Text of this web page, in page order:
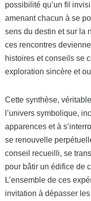
possibilité qu’un fil
amenant chacun à se
sens du destin et sur la
ces rencontres
histoires et conseils se
exploration sincère et
Cette synthèse,
l’univers symbolique,
apparences et à
se renouvelle
conseil recueilli, se
pour bâtir un édifice de
L’ensemble de ces
invitation à dépasser